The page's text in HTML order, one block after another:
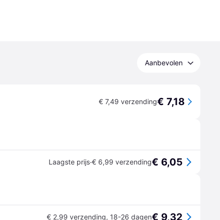
Aanbevolen
€ 7,49 verzending€ 7,18
Laagste prijs·€ 6,99 verzending€ 6,05
€ 2,99 verzending, 18-26 dagen€ 9,32